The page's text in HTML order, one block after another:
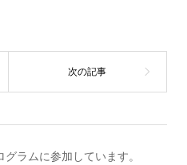
ラムに参加しています。